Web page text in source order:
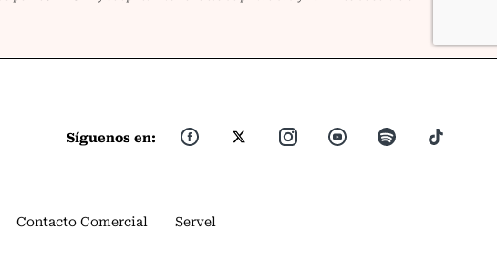
Síguenos en:
Contacto Comercial Servel